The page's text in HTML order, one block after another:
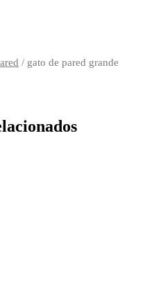
/ gato de pared grande